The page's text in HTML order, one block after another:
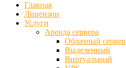
Главная
Лицензии
Услуги
Аренда сервера
Облачный сервер
Выделенный
Виртуальный